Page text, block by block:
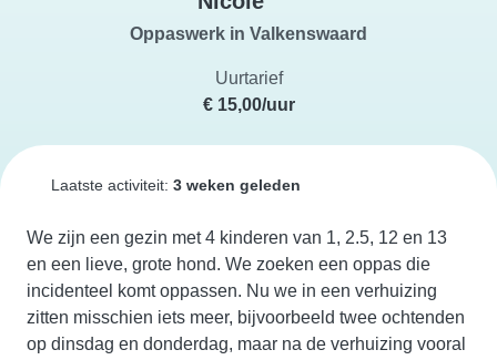
Oppaswerk in Valkenswaard
Uurtarief
€ 15,00/uur
Laatste activiteit: 3 weken geleden
We zijn een gezin met 4 kinderen van 1, 2.5, 12 en 13
en een lieve, grote hond. We zoeken een oppas die
incidenteel komt oppassen. Nu we in een verhuizing
zitten misschien iets meer, bijvoorbeeld twee ochtenden
op dinsdag en donderdag, maar na de verhuizing vooral